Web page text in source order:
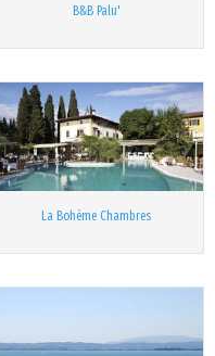
B&B Palu'
La Bohème Chambres